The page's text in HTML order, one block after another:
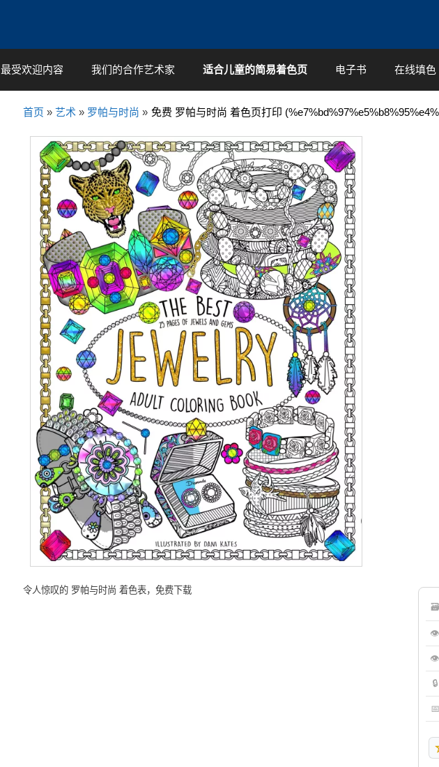
最受欢迎内容 我们的合作艺术家 适合儿童的简易着色页 电子书 在线填色
首页 » 艺术» 罗帕与时尚 » 免费 罗帕与时尚 着色页打印
令人惊叹的 罗帕与时尚 着色表，免费下载
🗃
👁
👁
🔒
📅